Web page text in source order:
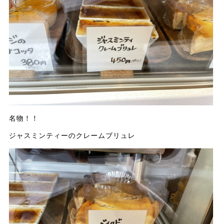
名物！！
ジャスミンティーのクレームブリュレ